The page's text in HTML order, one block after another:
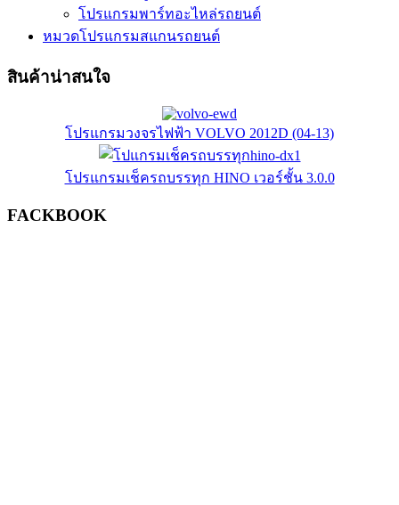
โปรแกรมพาร์ทอะไหล่รถยนต์
หมวดโปรแกรมสแกนรถยนต์
สินค้าน่าสนใจ
โปรแกรมวงจรไฟฟ้า VOLVO 2012D (04-13)
โปรแกรมเช็ครถบรรทุก HINO เวอร์ชั้น 3.0.0
FACKBOOK